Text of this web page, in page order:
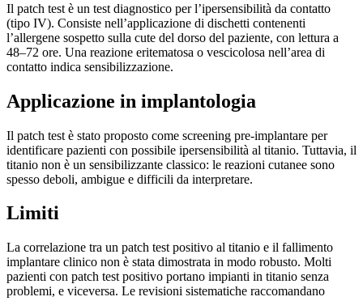
Il patch test è un test diagnostico per l’ipersensibilità da contatto
(tipo IV). Consiste nell’applicazione di dischetti contenenti
l’allergene sospetto sulla cute del dorso del paziente, con lettura a
48–72 ore. Una reazione eritematosa o vescicolosa nell’area di
contatto indica sensibilizzazione.
Applicazione in implantologia
Il patch test è stato proposto come screening pre-implantare per
identificare pazienti con possibile ipersensibilità al titanio. Tuttavia, il
titanio non è un sensibilizzante classico: le reazioni cutanee sono
spesso deboli, ambigue e difficili da interpretare.
Limiti
La correlazione tra un patch test positivo al titanio e il fallimento
implantare clinico non è stata dimostrata in modo robusto. Molti
pazienti con patch test positivo portano impianti in titanio senza
problemi, e viceversa. Le revisioni sistematiche raccomandano